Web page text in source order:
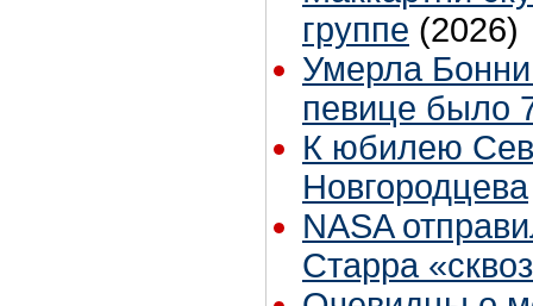
группе (2026)
Умерла
певице было
К юбилею
Новгородцева
NASA
Старра